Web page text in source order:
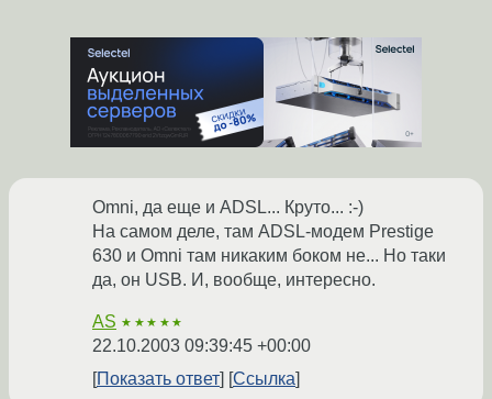
Omni, да еще и ADSL... Круто... :-)
На самом деле, там ADSL-модем Prestige
630 и Omni там никаким боком не... Но таки
да, он USB. И, вообще, интересно.
AS ★★★★★
22.10.2003 09:39:45 +00:00
Показать ответ
Ссылка